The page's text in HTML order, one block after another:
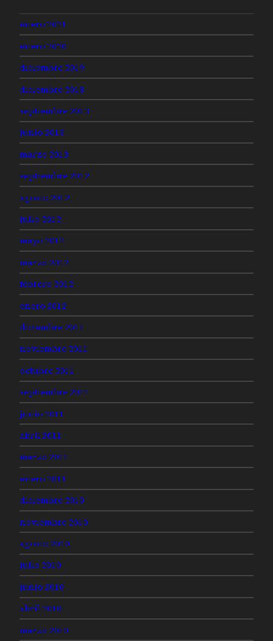
enero 2021
enero 2020
diciembre 2019
diciembre 2018
septiembre 2013
junio 2013
marzo 2013
septiembre 2012
agosto 2012
julio 2012
mayo 2012
marzo 2012
febrero 2012
enero 2012
diciembre 2011
noviembre 2011
octubre 2011
septiembre 2011
junio 2011
abril 2011
marzo 2011
enero 2011
diciembre 2010
noviembre 2010
agosto 2010
julio 2010
junio 2010
abril 2010
marzo 2010